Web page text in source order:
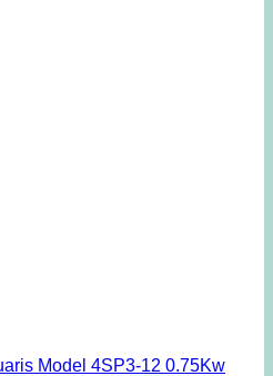
Model 4SP3-12 0.75Kw